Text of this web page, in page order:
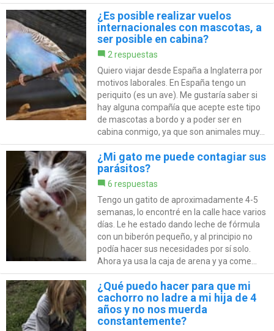
¿Es posible realizar vuelos
internacionales con mascotas, a
ser posible en cabina?
2 respuestas
Quiero viajar desde España a Inglaterra por
motivos laborales. En España tengo un
periquito (es un ave). Me gustaría saber si
hay alguna compañía que acepte este tipo
de mascotas a bordo y a poder ser en
cabina conmigo, ya que son animales muy...
¿Mi gato me puede contagiar sus
parásitos?
6 respuestas
Tengo un gatito de aproximadamente 4-5
semanas, lo encontré en la calle hace varios
días. Le he estado dando leche de fórmula
con un biberón pequeño, y al principio no
podía hacer sus necesidades por sí solo.
Ahora ya usa la caja de arena y ya come...
¿Qué puedo hacer para que mi
cachorro no ladre a mi hija de 4
años y no nos muerda
constantemente?